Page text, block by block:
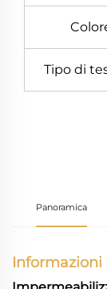
Tipo di
Panoramica